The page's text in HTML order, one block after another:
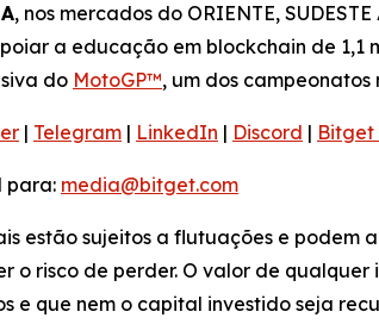
, nos mercados do ORIENTE,
a educação em blockchain de 1,1
do MotoGP™, um dos
| Telegram | LinkedIn | Discord |
para: media@bitget.com
estão sujeitos a flutuações e
o risco de perder. O valor de
e que nem o capital investido seja